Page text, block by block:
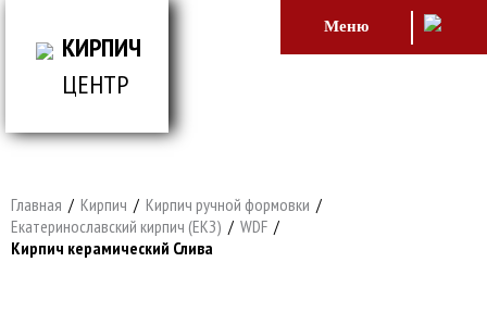
КИРПИЧ
ЦЕНТР
Меню
Главная / Кирпич / Кирпич ручной формовки /
Екатеринославский кирпич (ЕКЗ) / WDF /
Кирпич керамический Слива